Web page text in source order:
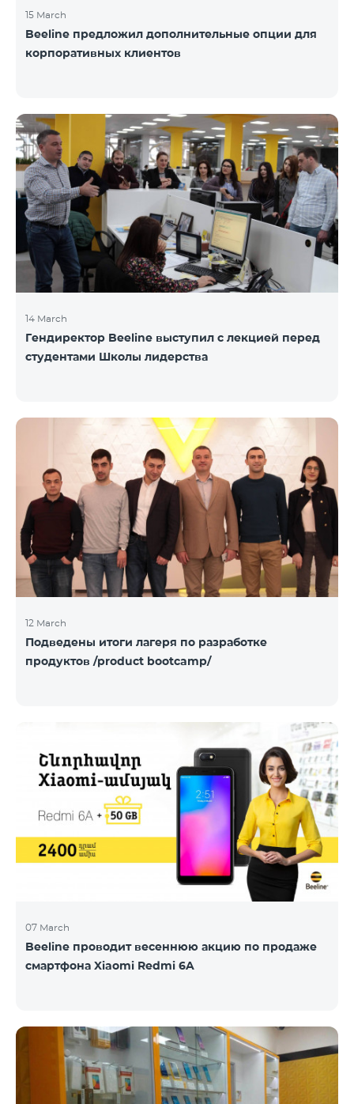
15 March
Beeline предложил дополнительные опции для
корпоративных клиентов
14 March
Гендиректор Beeline выступил с лекцией перед
студентами Школы лидерства
12 March
Подведены итоги лагеря по разработке
продуктов /product bootcamp/
07 March
Beeline проводит весеннюю акцию по продаже
смартфона Xiaomi Redmi 6A